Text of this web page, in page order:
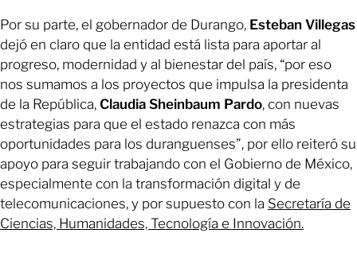
Por su parte, el gobernador de Durango, Esteban Villegas
dejó en claro que la entidad está lista para aportar al
progreso, modernidad y al bienestar del país, “por eso
nos sumamos a los proyectos que impulsa la presidenta
de la República, Claudia Sheinbaum Pardo, con nuevas
estrategias para que el estado renazca con más
oportunidades para los duranguenses”, por ello reiteró su
apoyo para seguir trabajando con el Gobierno de México,
especialmente con la transformación digital y de
telecomunicaciones, y por supuesto con la Secretaría de
Ciencias, Humanidades, Tecnología e Innovación.